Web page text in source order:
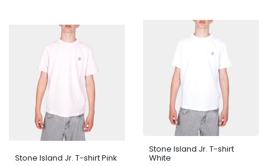
Stone Island Jr. T-shirt Pink
Stone Island Jr. T-shirt
White